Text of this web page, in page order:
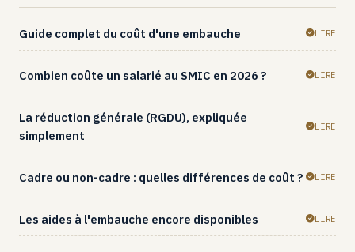
Guide complet du coût d'une embauche LIRE
Combien coûte un salarié au SMIC en 2026 ? LIRE
La réduction générale (RGDU), expliquée
simplement
LIRE
Cadre ou non-cadre : quelles différences de coût ? LIRE
Les aides à l'embauche encore disponibles LIRE